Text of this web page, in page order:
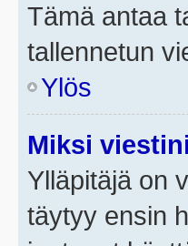
Tämä antaa
tallennetun
Ylös
Miksi
Ylläpitäjä on
täytyy ensin